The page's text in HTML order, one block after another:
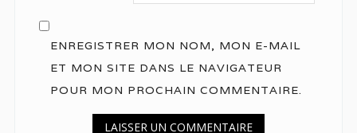
ENREGISTRER MON NOM, MON E-MAIL
ET MON SITE DANS LE NAVIGATEUR
POUR MON PROCHAIN COMMENTAIRE.